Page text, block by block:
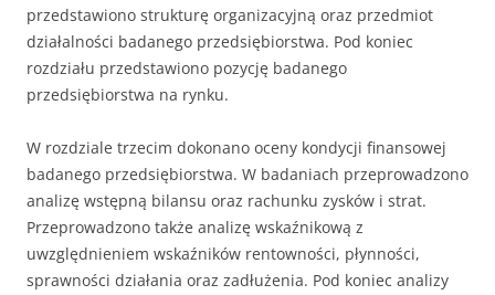
przedstawiono strukturę organizacyjną oraz przedmiot
działalności badanego przedsiębiorstwa. Pod koniec
rozdziału przedstawiono pozycję badanego
przedsiębiorstwa na rynku.
W rozdziale trzecim dokonano oceny kondycji finansowej
badanego przedsiębiorstwa. W badaniach przeprowadzono
analizę wstępną bilansu oraz rachunku zysków i strat.
Przeprowadzono także analizę wskaźnikową z
uwzględnieniem wskaźników rentowności, płynności,
sprawności działania oraz zadłużenia. Pod koniec analizy